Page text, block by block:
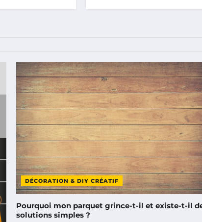
DÉCORATION & DIY CRÉATIF
Pourquoi mon parquet grince-t-il et existe-t-il
solutions simples ?